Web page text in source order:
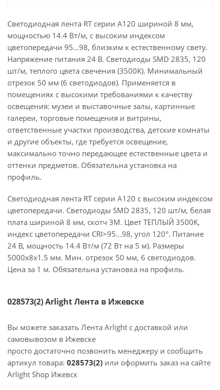
Светодиодная лента RT серии A120 шириной 8 мм,
мощностью 14.4 Вт/м, с высоким индексом
цветопередачи 95...98, близким к естественному свету.
Напряжение питания 24 В. Светодиоды SMD 2835, 120
шт/м, теплого цвета свечения (3500K). Минимальный
отрезок 50 мм (6 светодиодов). Применяется в
помещениях с высокими требованиями к качеству
освещения: музеи и выставочные залы, картинные
галереи, торговые помещения и витрины,
ответственные участки производства, детские комнаты
и другие объекты, где требуется освещение,
максимально точно передающее естественные цвета и
оттенки предметов. Обязательна установка на
профиль.
Светодиодная лента RT серии A120 с высоким индексом
цветопередачи. Светодиоды SMD 2835, 120 шт/м, белая
плата шириной 8 мм, скотч 3М. Цвет ТЕПЛЫЙ 3500K,
индекс цветопередачи CRI>95...98, угол 120°. Питание
24 В, мощность 14.4 Вт/м (72 Вт на 5 м). Размеры
5000х8х1.5 мм. Мин. отрезок 50 мм, 6 светодиодов.
Цена за 1 м. Обязательна установка на профиль.
028573(2) Arlight Лента в Ижевске
Вы можете заказать Лента Arlight с доставкой или
самовывозом в Ижевске
просто достаточно позвонить менеджеру и сообщить
артикул товара: 028573(2) или оформить заказ на сайте
Arlight Shop Ижевск